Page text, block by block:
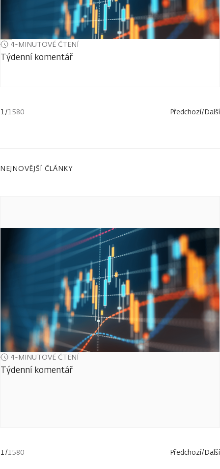
4-MINUTOVÉ ČTENÍ
Týdenní komentář
1/1580 Předchozí/Další
NEJNOVĚJŠÍ ČLÁNKY
4-MINUTOVÉ ČTENÍ
Týdenní komentář
1/1580 Předchozí/Další